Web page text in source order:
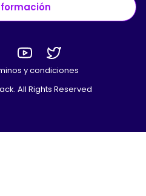
y condiciones
All Rights Reserved